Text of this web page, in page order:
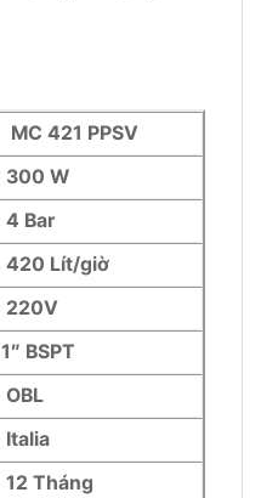
MC 421 PPSV
300 W
4 Bar
420 Lít/giờ
220V
1″ BSPT
OBL
Italia
12 Tháng